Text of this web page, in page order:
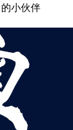
的小伙伴